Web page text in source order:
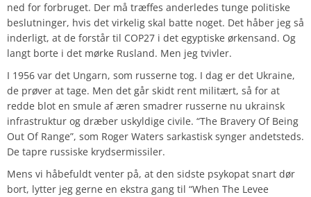
ned for forbruget. Der må træffes anderledes tunge politiske
beslutninger, hvis det virkelig skal batte noget. Det håber jeg så
inderligt, at de forstår til COP27 i det egyptiske ørkensand. Og
langt borte i det mørke Rusland. Men jeg tvivler.
I 1956 var det Ungarn, som russerne tog. I dag er det Ukraine,
de prøver at tage. Men det går skidt rent militært, så for at
redde blot en smule af æren smadrer russerne nu ukrainsk
infrastruktur og dræber uskyldige civile. “The Bravery Of Being
Out Of Range”, som Roger Waters sarkastisk synger andetsteds.
De tapre russiske krydsermissiler.
Mens vi håbefuldt venter på, at den sidste psykopat snart dør
bort, lytter jeg gerne en ekstra gang til “When The Levee